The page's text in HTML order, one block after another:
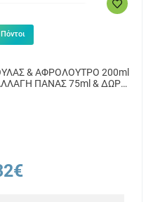
Πόντοι
& ΑΦΡΟΛΟΥΤΡΟ 200ml
ΠΑΝΑΣ 75ml & ΔΩΡΟ